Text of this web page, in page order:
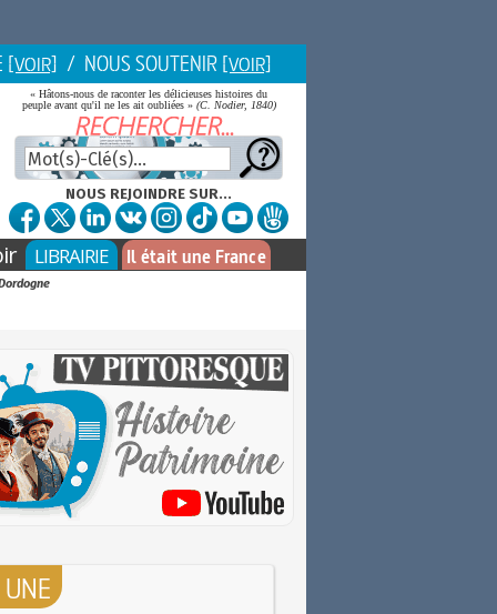
[VOIR] / NOUS SOUTENIR [VOIR]
« Hâtons-nous de raconter les délicieuses histoires du
peuple avant qu'il ne les ait oubliées » (C. Nodier, 1840)
NOUS REJOINDRE SUR...
LIBRAIRIE Il était une France